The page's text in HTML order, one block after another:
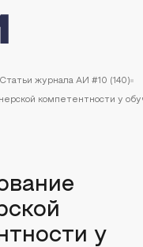
Статьи журнала АИ #10 (140)
компетентности у
у